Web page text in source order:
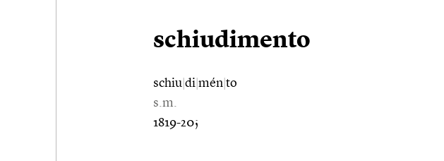
schiudimento
schiu di mén to
s.m.
1819-20;